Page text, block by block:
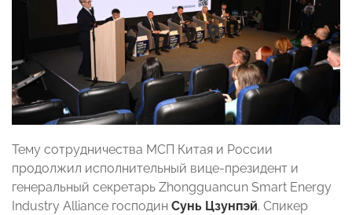
Тему сотрудничества МСП Китая и России
продолжил исполнительный вице-президент и
генеральный секретарь Zhongguancun Smart Energy
Industry Alliance господин Сунь Цзунпэй. Спикер